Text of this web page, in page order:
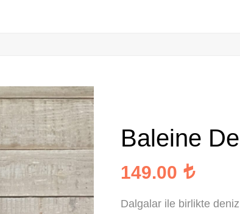
Baleine
149.00
Dalgalar ile birlikte deniz